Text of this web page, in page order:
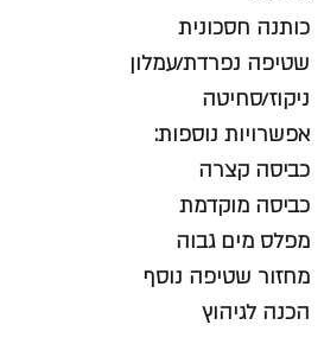
כותנה חסכונית
שטיפה נפרדת/עמלון
ניקוז/סחיטה
אפשרויות נוספות:
כביסה קצרה
כביסה מוקדמת
מפלס מים גבוה
מחזור שטיפה נוסף
הכנה לגיהוץ